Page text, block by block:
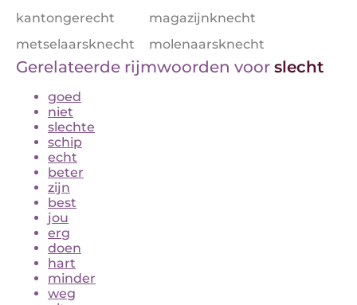
kantongerecht
magazijnknecht
metselaarsknecht
molenaarsknecht
Gerelateerde rijmwoorden voor slecht
goed
niet
slechte
schip
echt
beter
zijn
best
jou
erg
doen
hart
minder
weg